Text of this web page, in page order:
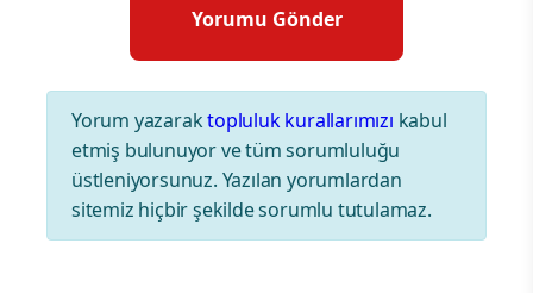
Yorum yazaraktopluluk kurallarımızı kabul
etmiş bulunuyor ve tüm sorumluluğu
üstleniyorsunuz. Yazılan yorumlardan
sitemiz hiçbir şekilde sorumlu tutulamaz.